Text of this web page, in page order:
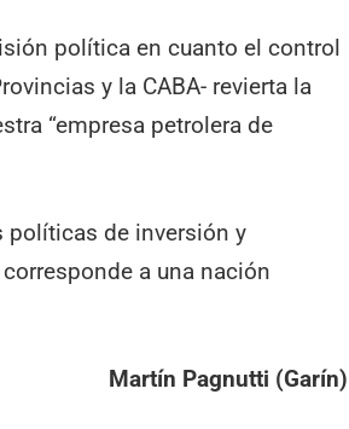
política en cuanto el control
y la CABA- revierta la
“empresa petrolera de
políticas de inversión y
a una nación
Martín Pagnutti (Garín)